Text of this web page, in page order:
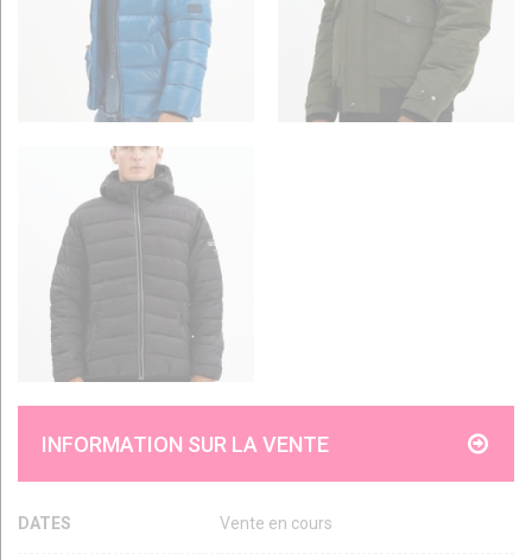
INFORMATION SUR LA VENTE
DATES Vente en cours